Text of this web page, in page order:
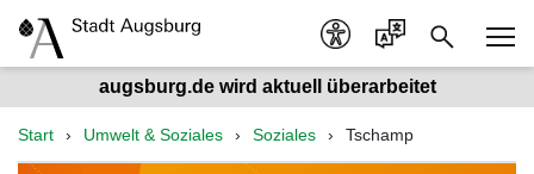
augsburg.de wird aktuell überarbeitet
Start Umwelt & Soziales Soziales Tschamp